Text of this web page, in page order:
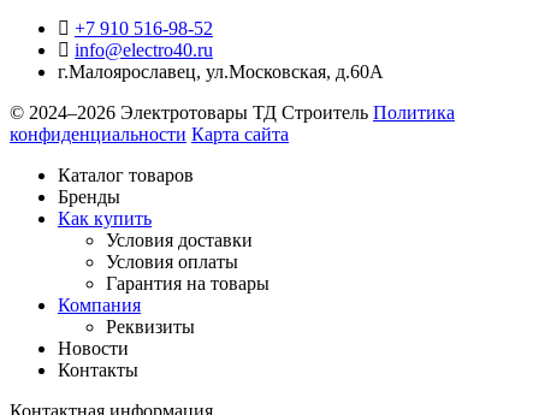
+7 910 516-98-52
info@electro40.ru
г.Малоярославец, ул.Московская, д.60А
© 2024–2026 Электротовары ТД Строитель Политика
конфиденциальности Карта сайта
Каталог товаров
Бренды
Как купить
Условия доставки
Условия оплаты
Гарантия на товары
Компания
Реквизиты
Новости
Контакты
Контактная информация